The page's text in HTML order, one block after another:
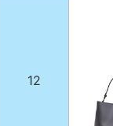
12